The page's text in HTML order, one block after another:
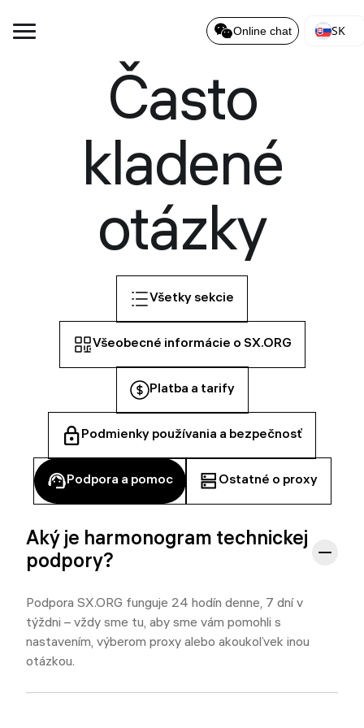
Online chat SK
Často
kladené
otázky
Všetky sekcie
Všeobecné informácie o SX.ORG
Platba a tarify
Podmienky používania a bezpečnosť
Podpora a pomoc Ostatné o proxy
Aký je harmonogram technickej
podpory?
Podpora SX.ORG funguje 24 hodín denne, 7 dní v
týždni – vždy sme tu, aby sme vám pomohli s
nastavením, výberom proxy alebo akoukoľvek inou
otázkou.